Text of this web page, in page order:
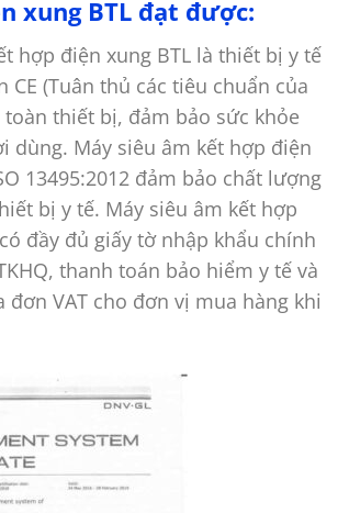
xung BTL đạt được:
hợp điện xung BTL là thiết bị y tế
CE (Tuân thủ các tiêu chuẩn của
toàn thiết bị, đảm bảo sức khỏe
dùng. Máy siêu âm kết hợp điện
13495:2012 đảm bảo chất lượng
bị y tế. Máy siêu âm kết hợp
đầy đủ giấy tờ nhập khẩu chính
thanh toán bảo hiểm y tế và
đơn VAT cho đơn vị mua hàng khi